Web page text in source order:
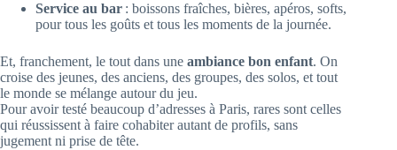
Service au bar : boissons fraîches, bières, apéros, softs,
pour tous les goûts et tous les moments de la journée.
Et, franchement, le tout dans une ambiance bon enfant. On
croise des jeunes, des anciens, des groupes, des solos, et tout
le monde se mélange autour du jeu.
Pour avoir testé beaucoup d’adresses à Paris, rares sont celles
qui réussissent à faire cohabiter autant de profils, sans
jugement ni prise de tête.